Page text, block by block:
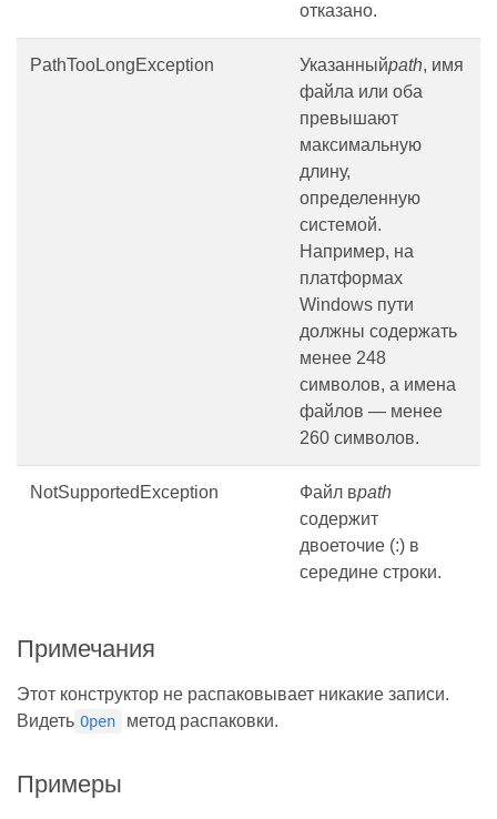
отказано.
PathTooLongException Указанныйpath, имя
файла или оба
превышают
максимальную
длину,
определенную
системой.
Например, на
платформах
Windows пути
должны содержать
менее 248
символов, а имена
файлов — менее
260 символов.
NotSupportedException Файл вpath
содержит
двоеточие (:) в
середине строки.
Примечания
Этот конструктор не распаковывает никакие записи.
Видеть Open метод распаковки.
Примеры